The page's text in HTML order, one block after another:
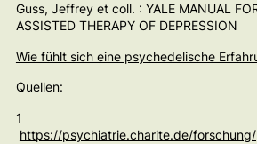
Guss, Jeffrey et coll. : YALE MANUAL
ASSISTED THERAPY OF DEPRESSION
Wie fühlt sich eine psychedelische
Quellen:
1
https://psychiatrie.charite.de/